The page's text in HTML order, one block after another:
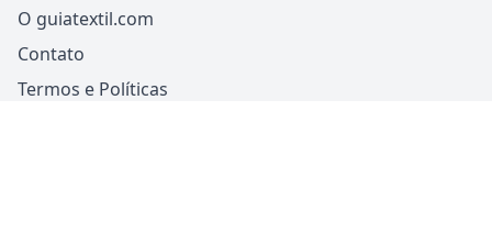
O guiatextil.com
Contato
Termos e Políticas